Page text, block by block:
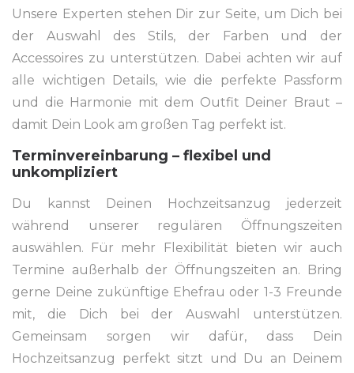
Unsere Experten stehen Dir zur Seite, um Dich bei
der Auswahl des Stils, der Farben und der
Accessoires zu unterstützen. Dabei achten wir auf
alle wichtigen Details, wie die perfekte Passform
und die Harmonie mit dem Outfit Deiner Braut –
damit Dein Look am großen Tag perfekt ist.
Terminvereinbarung – flexibel und
unkompliziert
Du kannst Deinen Hochzeitsanzug jederzeit
während unserer regulären Öffnungszeiten
auswählen. Für mehr Flexibilität bieten wir auch
Termine außerhalb der Öffnungszeiten an. Bring
gerne Deine zukünftige Ehefrau oder 1-3 Freunde
mit, die Dich bei der Auswahl unterstützen.
Gemeinsam sorgen wir dafür, dass Dein
Hochzeitsanzug perfekt sitzt und Du an Deinem